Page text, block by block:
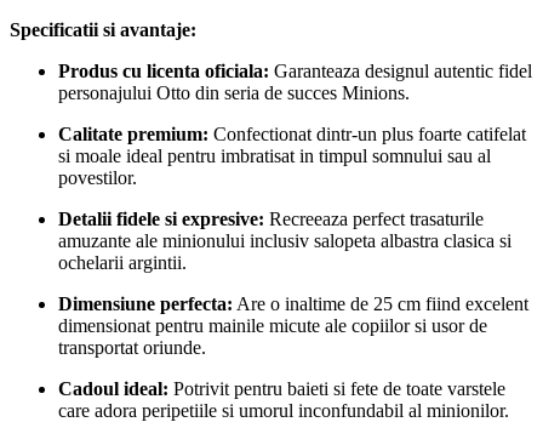
Specificatii si avantaje:
Produs cu licenta oficiala: Garanteaza designul autentic fidel
personajului Otto din seria de succes Minions.
Calitate premium: Confectionat dintr-un plus foarte catifelat
si moale ideal pentru imbratisat in timpul somnului sau al
povestilor.
Detalii fidele si expresive: Recreeaza perfect trasaturile
amuzante ale minionului inclusiv salopeta albastra clasica si
ochelarii argintii.
Dimensiune perfecta: Are o inaltime de 25 cm fiind excelent
dimensionat pentru mainile micute ale copiilor si usor de
transportat oriunde.
Cadoul ideal: Potrivit pentru baieti si fete de toate varstele
care adora peripetiile si umorul inconfundabil al minionilor.